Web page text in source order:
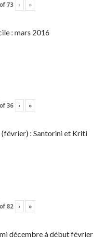
of73 › »
: mars 2016
of36 › »
: Santorini et Kriti
of82 › »
décembre à début février